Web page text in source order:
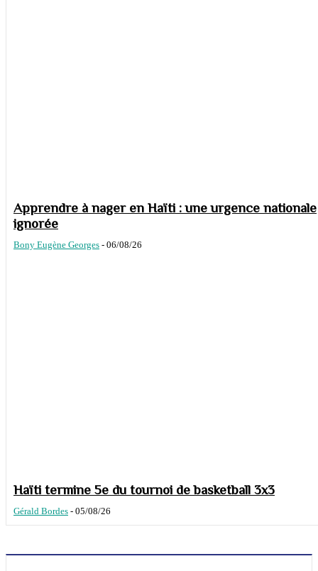
Apprendre à nager en Haïti : une urgence nationale
ignorée
Bony Eugène Georges - 06/08/26
Haïti termine 5e du tournoi de basketball 3x3
Gérald Bordes - 05/08/26